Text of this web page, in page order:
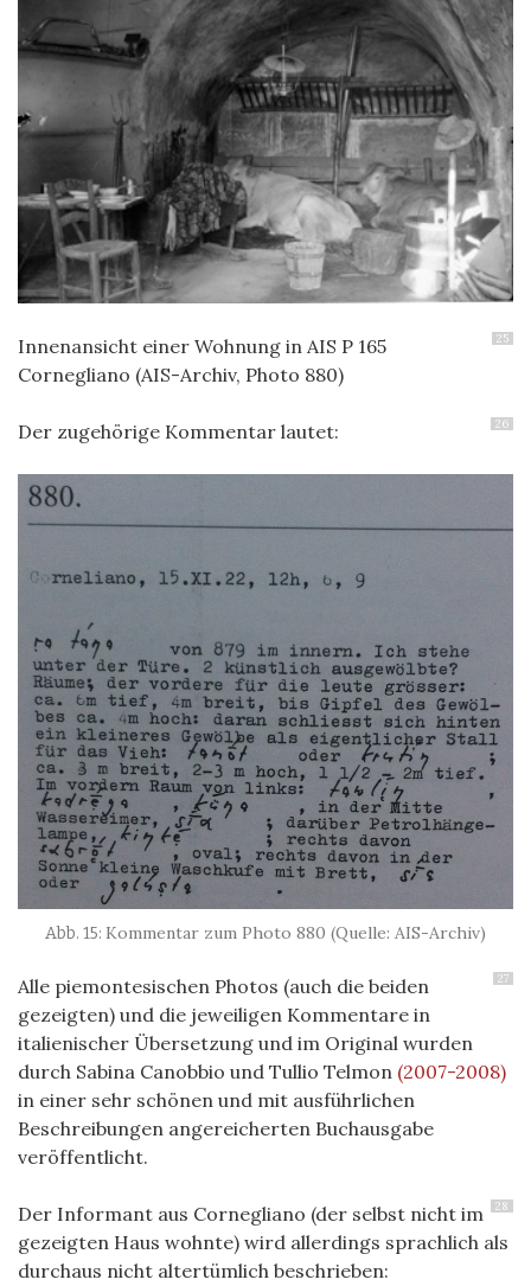
25
Innenansicht einer Wohnung in AIS P 165
Cornegliano (AIS-Archiv, Photo 880)
26
Der zugehörige Kommentar lautet:
Kommentar zum Photo 880 (Quelle: AIS-Archiv)
27
Alle piemontesischen Photos (auch die beiden
gezeigten) und die jeweiligen Kommentare in
italienischer Übersetzung und im Original wurden
durch Sabina Canobbio und Tullio Telmon (2007-2008)
in einer sehr schönen und mit ausführlichen
Beschreibungen angereicherten Buchausgabe
veröffentlicht.
28
Der Informant aus Cornegliano (der selbst nicht im
gezeigten Haus wohnte) wird allerdings sprachlich als
durchaus nicht altertümlich beschrieben: